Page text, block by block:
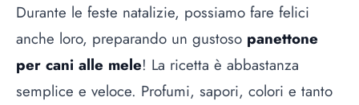
Durante le feste natalizie, possiamo fare felici
anche loro, preparando un gustoso panettone
per cani alle mele! La ricetta è abbastanza
semplice e veloce. Profumi, sapori, colori e tanto